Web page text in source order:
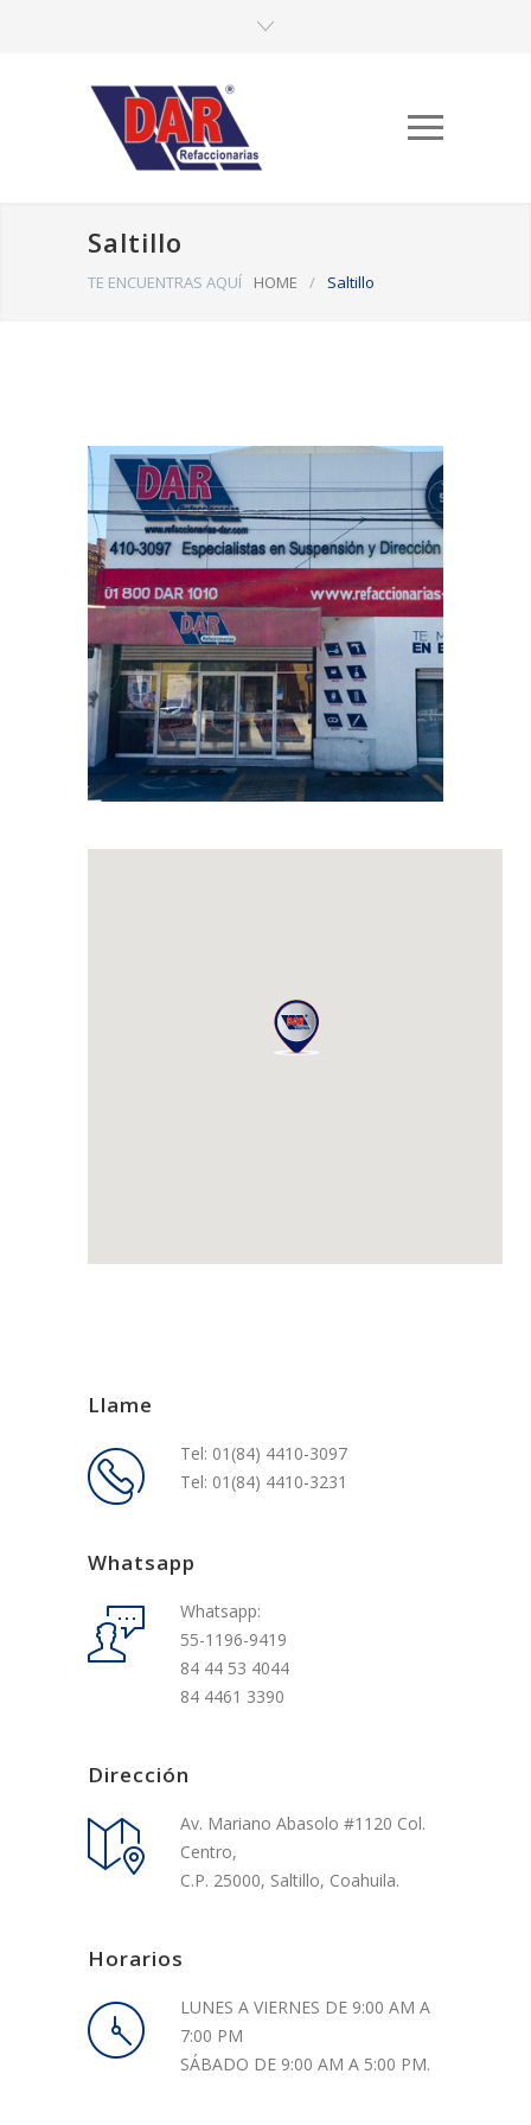
Saltillo
TE ENCUENTRAS AQUÍ HOME / Saltillo
Llame
Tel: 01(84) 4410-3097
Tel: 01(84) 4410-3231
Whatsapp
Whatsapp:
55-1196-9419
84 44 53 4044
84 4461 3390
Dirección
Av. Mariano Abasolo #1120 Col.
Centro,
C.P. 25000, Saltillo, Coahuila.
Horarios
LUNES A VIERNES DE 9:00 AM A
7:00 PM
SÁBADO DE 9:00 AM A 5:00 PM.